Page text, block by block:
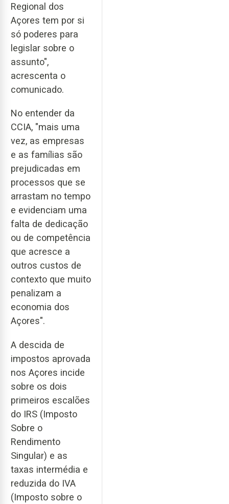
Regional dos
Açores tem por si
só poderes para
legislar sobre o
assunto",
acrescenta o
comunicado.
No entender da
CCIA, "mais uma
vez, as empresas
e as famílias são
prejudicadas em
processos que se
arrastam no tempo
e evidenciam uma
falta de dedicação
ou de competência
que acresce a
outros custos de
contexto que muito
penalizam a
economia dos
Açores".
A descida de
impostos aprovada
nos Açores incide
sobre os dois
primeiros escalões
do IRS (Imposto
Sobre o
Rendimento
Singular) e as
taxas intermédia e
reduzida do IVA
(Imposto sobre o